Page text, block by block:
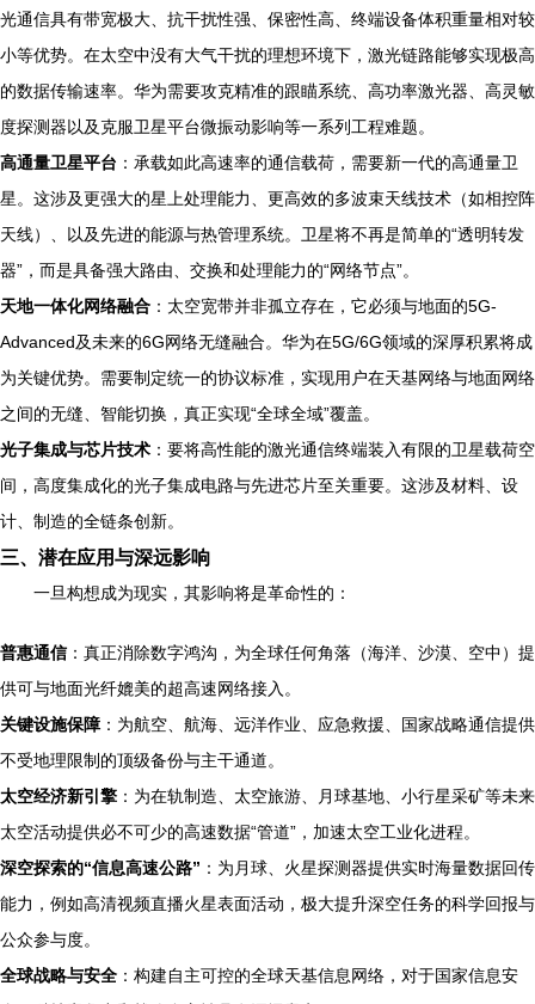
光通信具有带宽极大、抗干扰性强、保密性高、终端设备体积重量相对较
小等优势。在太空中没有大气干扰的理想环境下，激光链路能够实现极高
的数据传输速率。华为需要攻克精准的跟瞄系统、高功率激光器、高灵敏
度探测器以及克服卫星平台微振动影响等一系列工程难题。
高通量卫星平台 ：承载如此高速率的通信载荷，需要新一代的高通量卫
星。这涉及更强大的星上处理能力、更高效的多波束天线技术（如相控阵
天线）、以及先进的能源与热管理系统。卫星将不再是简单的“透明转发
器”，而是具备强大路由、交换和处理能力的“网络节点”。
天地一体化网络融合 ：太空宽带并非孤立存在，它必须与地面的5G-
Advanced及未来的6G网络无缝融合。华为在5G/6G领域的深厚积累将成
为关键优势。需要制定统一的协议标准，实现用户在天基网络与地面网络
之间的无缝、智能切换，真正实现“全球全域”覆盖。
光子集成与芯片技术 ：要将高性能的激光通信终端装入有限的卫星载荷空
间，高度集成化的光子集成电路与先进芯片至关重要。这涉及材料、设
计、制造的全链条创新。
三、潜在应用与深远影响
一旦构想成为现实，其影响将是革命性的：
普惠通信：真正消除数字鸿沟，为全球任何角落（海洋、沙漠、空中）提
供可与地面光纤媲美的超高速网络接入。
关键设施保障 ：为航空、航海、远洋作业、应急救援、国家战略通信提供
不受地理限制的顶级备份与主干通道。
太空经济新引擎 ：为在轨制造、太空旅游、月球基地、小行星采矿等未来
太空活动提供必不可少的高速数据“管道”，加速太空工业化进程。
深空探索的“信息高速公路” ：为月球、火星探测器提供实时海量数据回传
能力，例如高清视频直播火星表面活动，极大提升深空任务的科学回报与
公众参与度。
全球战略与安全 ：构建自主可控的全球天基信息网络，对于国家信息安